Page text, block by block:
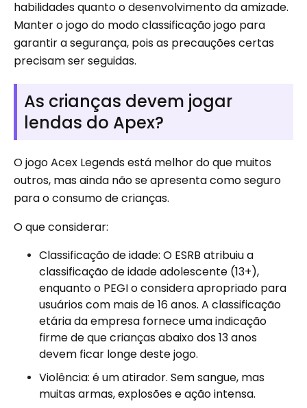
habilidades quanto o desenvolvimento da amizade.
Manter o jogo do modo classificação jogo para
garantir a segurança, pois as precauções certas
precisam ser seguidas.
As crianças devem jogar
lendas do Apex?
O jogo Acex Legends está melhor do que muitos
outros, mas ainda não se apresenta como seguro
para o consumo de crianças.
O que considerar:
Classificação de idade: O ESRB atribuiu a
classificação de idade adolescente (13+),
enquanto o PEGI o considera apropriado para
usuários com mais de 16 anos. A classificação
etária da empresa fornece uma indicação
firme de que crianças abaixo dos 13 anos
devem ficar longe deste jogo.
Violência: é um atirador. Sem sangue, mas
muitas armas, explosões e ação intensa.